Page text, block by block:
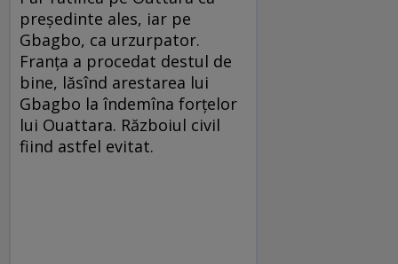
preşedinte ales, iar pe
Gbagbo, ca urzurpator.
Franţa a procedat destul de
bine, lăsînd arestarea lui
Gbagbo la îndemîna forţelor
lui Ouattara. Războiul civil
fiind astfel evitat.